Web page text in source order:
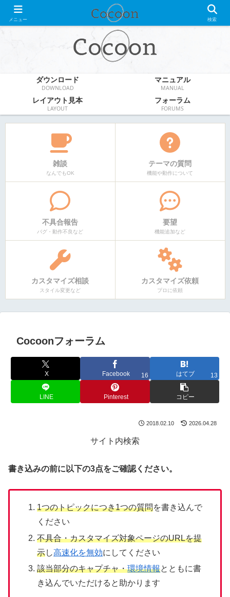
WordPress無料テーマ
ダウンロード
DOWNLOAD
マニュアル
MANUAL
レイアウト見本
LAYOUT
フォーラム
FORUMS
雑談
なんでもOK
テーマの質問
機能や動作について
不具合報告
バグ・動作不良など
要望
機能追加など
カスタマイズ相談
スタイル変更など
カスタマイズ依頼
プロに依頼
Cocoonフォーラム
X Facebook 16 はてブ 13
LINE Pinterest コピー
2018.02.10 2026.04.28
サイト内検索
書き込みの前に以下の3点をご確認ください。
1つのトピックにつき1つの質問を書き込んで
ください
不具合・カスタマイズ対象ページのURLを提
示し高速化を無効にしてください
該当部分のキャプチャ・環境情報とともに書
き込んでいただけると助かります
メニュー 検索